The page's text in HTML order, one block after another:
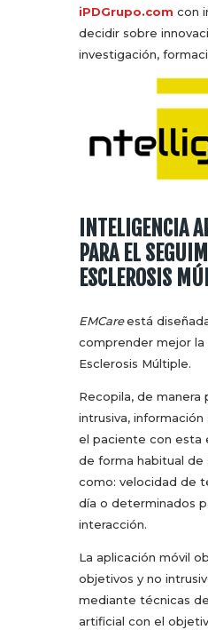
iPDGrupo.com con
decidir sobre
investigación,
INTELIGENCIA
PARA EL
ESCLEROSIS
EMCareestá
comprender mejor la
Esclerosis Múltiple.
Recopila, de manera
intrusiva,
el paciente con esta
de forma habitual de
como: velocidad de
día o determinados
interacción.
La aplicación móvil
objetivos y no
mediante técnicas
artificial con el